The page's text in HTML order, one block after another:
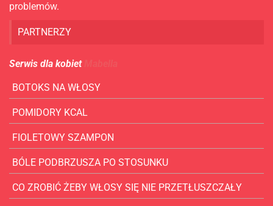
problemów.
PARTNERZY
Serwis dla kobiet
BOTOKS NA WŁOSY
POMIDORY KCAL
FIOLETOWY SZAMPON
BÓLE PODBRZUSZA PO STOSUNKU
CO ZROBIĆ ŻEBY WŁOSY SIĘ NIE PRZETŁUSZCZAŁY